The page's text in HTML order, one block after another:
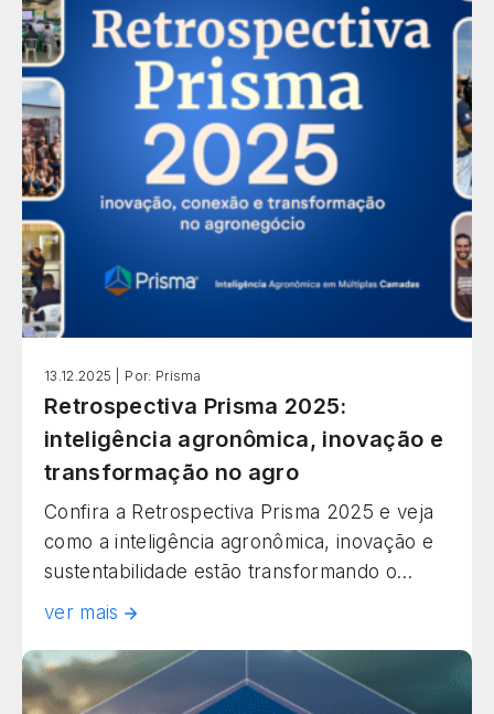
13.12.2025 | Por: Prisma
Retrospectiva Prisma 2025:
inteligência agronômica, inovação e
transformação no agro
Confira a Retrospectiva Prisma 2025 e veja
como a inteligência agronômica, inovação e
sustentabilidade estão transformando o
agronegócio brasileiro.
ver mais